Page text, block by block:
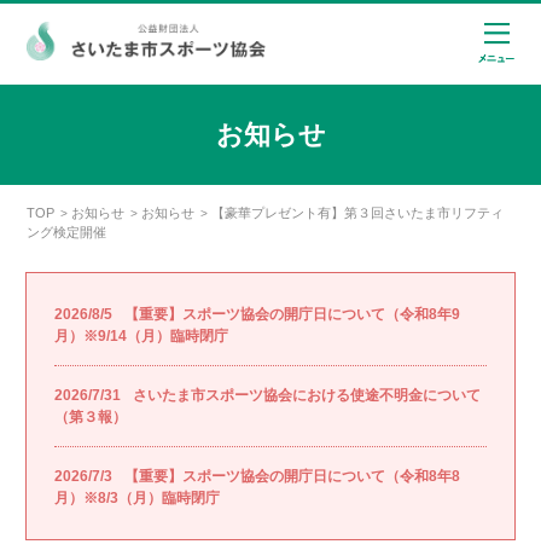
お知らせ
TOP > お知らせ > お知らせ >
【豪華プレゼント有】第３回さいたま市リフティ
ング検定開催
2026/8/5
【重要】スポーツ協会の開庁日について（令和8年9
月）※9/14（月）臨時閉庁
2026/7/31
さいたま市スポーツ協会における使途不明金について
（第３報）
2026/7/3
【重要】スポーツ協会の開庁日について（令和8年8
月）※8/3（月）臨時閉庁